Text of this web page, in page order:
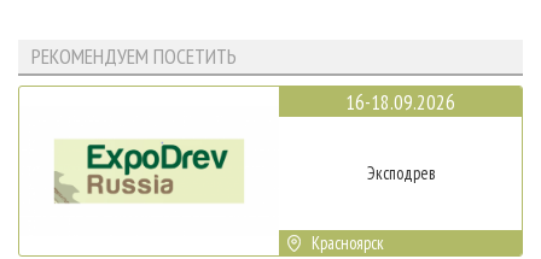
РЕКОМЕНДУЕМ ПОСЕТИТЬ
16-18.09.2026
Эксподрев
Красноярск